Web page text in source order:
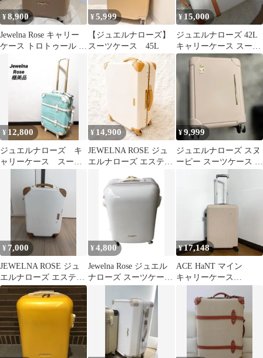
¥8,900
Jewelna Rose キャリー
ケース トロトゥール キ
ャンディポケット モ
¥5,999
【ジュエルナローズ】
スーツケース 45L
¥15,000
ジュエルナローズ 42L
キャリーケース スーツ
ケース
¥ 12,800
ジュエルナローズ キ
ャリーケース スーツ
ケース キャリーバッ
グ ラタン 美品
¥ 14,900
JEWELNA ROSE ジュ
エルナローズ エステル
¥9,999
ジュエルナローズ スヌ
ーピー スーツケース ピ
¥ 7,000
JEWELNA ROSE ジュ
エルナローズ エステル
スーツケース 47リット
ル
¥4,800
Jewelna Rose ジュエル
ナローズ スーツケース
¥17,148
ACE HaNT マイン
キャリーケース
み S